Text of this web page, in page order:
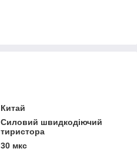
Китай
Силовий швидкодіючий
тиристора
30 мкс